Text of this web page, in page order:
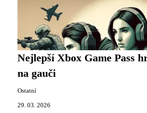
Nejlepší Xbox Game Pass
na gauči
Ostatní
29. 03. 2026